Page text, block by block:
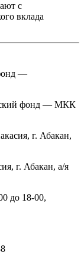
с
вклада
—
фонд — МКК
г. Абакан,
г. Абакан, а/я
до 18-00,